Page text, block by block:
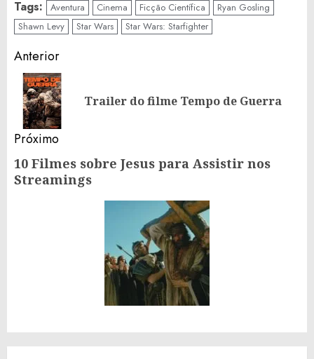
Tags: Aventura Cinema Ficção Científica
Ryan Gosling
Shawn Levy
Star Wars Star Wars: Starfighter
Continue
Reading
Anterior
Trailer do filme Tempo de Guerra
Próximo
Próximo
post:
10 Filmes sobre Jesus para Assistir nos
Streamings